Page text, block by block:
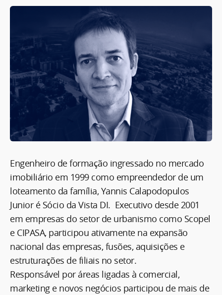
Engenheiro de formação ingressado no mercado
imobiliário em 1999 como empreendedor de um
loteamento da família, Yannis Calapodopulos
Junior é Sócio da Vista DI. Executivo desde 2001
em empresas do setor de urbanismo como Scopel
e CIPASA, participou ativamente na expansão
nacional das empresas, fusões, aquisições e
estruturações de filiais no setor.
Responsável por áreas ligadas à comercial,
marketing e novos negócios participou de mais de